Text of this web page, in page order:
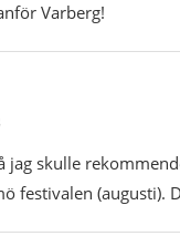
Varberg!
jag skulle
festivalen (augusti).